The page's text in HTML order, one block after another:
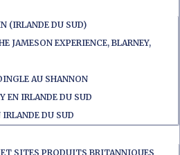
(IRLANDE DU SUD)
JAMESON EXPERIENCE, BLARNEY,
AU SHANNON
EN IRLANDE DU SUD
DU SUD
SITES PRODUITS BRITANNIQUES